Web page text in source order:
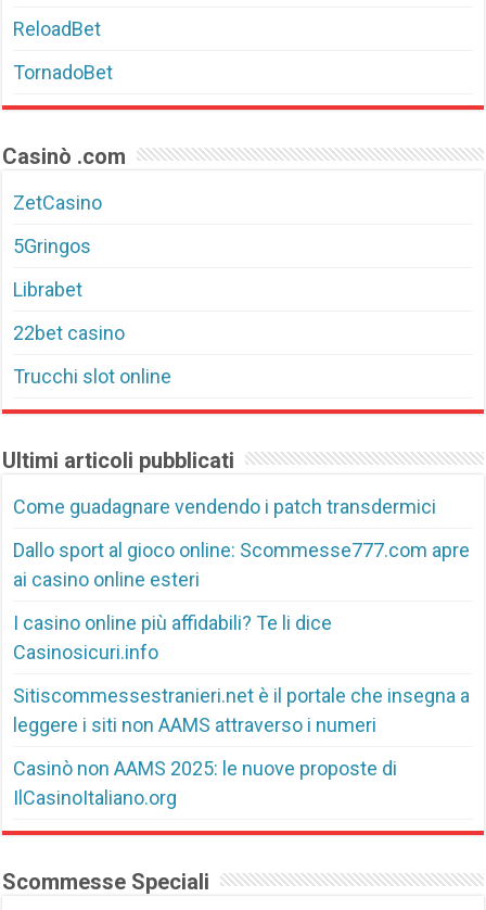
ReloadBet
TornadoBet
Casinò .com
ZetCasino
5Gringos
Librabet
22bet casino
Trucchi slot online
Ultimi articoli pubblicati
Come guadagnare vendendo i patch transdermici
Dallo sport al gioco online: Scommesse777.com apre
ai casino online esteri
I casino online più affidabili? Te li dice
Casinosicuri.info
Sitiscommessestranieri.net è il portale che insegna a
leggere i siti non AAMS attraverso i numeri
Casinò non AAMS 2025: le nuove proposte di
IlCasinoItaliano.org
Scommesse Speciali